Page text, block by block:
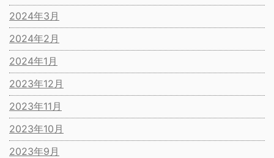
2024年3月
2024年2月
2024年1月
2023年12月
2023年11月
2023年10月
2023年9月